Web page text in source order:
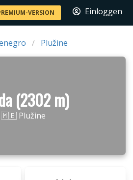
VERSION Einloggen
Plužine
(2302 m)
🇲🇪 Plužine